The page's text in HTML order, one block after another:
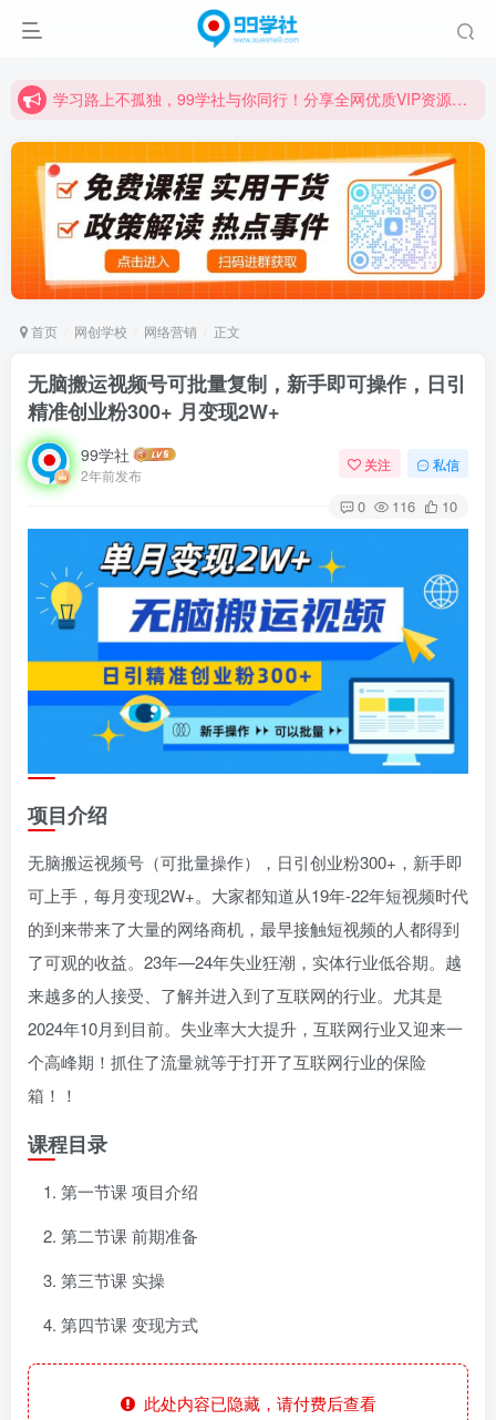
学习路上不孤独，99学社与你同行！分享全网优质VIP资源，炒股教程、创业教程、网络营销教程、自媒体短视频教程等，长期更新各大精品创业项目！
学习路上不孤独，99学社与你同行！分享全网优质VIP资源，炒股教程、创业教程、网络营销教程、自媒体短视频教程等，长期更新各大精品创业项目！
首页 网创学校 网络营销 正文
无脑搬运视频号可批量复制，新手即可操作，日引
精准创业粉300+ 月变现2W+
99学社
2年前发布
关注 私信
0 116 10
项目介绍
无脑搬运视频号（可批量操作），日引创业粉300+，新手即
可上手，每月变现2W+。大家都知道从19年-22年短视频时代
的到来带来了大量的网络商机，最早接触短视频的人都得到
了可观的收益。23年—24年失业狂潮，实体行业低谷期。越
来越多的人接受、了解并进入到了互联网的行业。尤其是
2024年10月到目前。失业率大大提升，互联网行业又迎来一
个高峰期！抓住了流量就等于打开了互联网行业的保险
箱！！
课程目录
第一节课 项目介绍
第二节课 前期准备
第三节课 实操
第四节课 变现方式
此处内容已隐藏，请付费后查看